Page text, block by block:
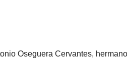
Oseguera Cervantes,